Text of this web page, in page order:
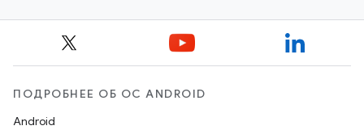
ПОДРОБНЕЕ ОБ ОС ANDROID
Android